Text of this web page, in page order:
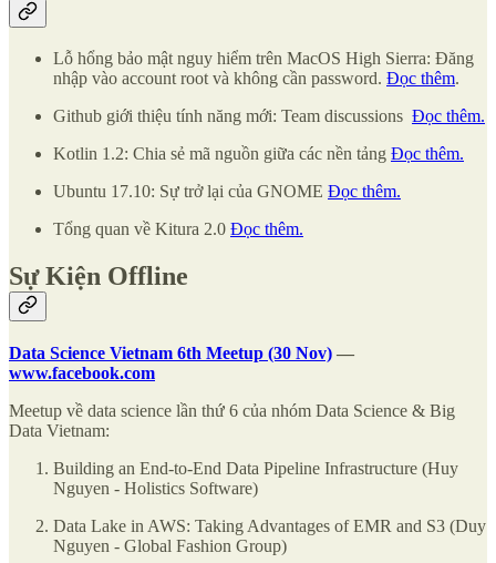
Lỗ hổng bảo mật nguy hiểm trên MacOS High Sierra: Đăng
nhập vào account root và không cần password. Đọc thêm.
Github giới thiệu tính năng mới: Team discussions Đọc thêm.
Kotlin 1.2: Chia sẻ mã nguồn giữa các nền tảng Đọc thêm.
Ubuntu 17.10: Sự trở lại của GNOME Đọc thêm.
Tổng quan về Kitura 2.0 Đọc thêm.
Sự Kiện Offline
Data Science Vietnam 6th Meetup (30 Nov) —
www.facebook.com
Meetup về data science lần thứ 6 của nhóm Data Science & Big
Data Vietnam:
Building an End-to-End Data Pipeline Infrastructure (Huy
Nguyen - Holistics Software)
Data Lake in AWS: Taking Advantages of EMR and S3 (Duy
Nguyen - Global Fashion Group)